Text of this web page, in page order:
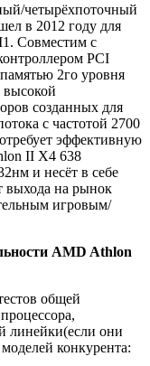
четырёхпоточный
в 2012 году для
Совместим с
PCI
2го уровня
созданных для
с частотой 2700
эффективную
II X4 638
и несёт в себе
выхода на рынок
игровым/
AMD Athlon
общей
линейки(если они
конкурента: